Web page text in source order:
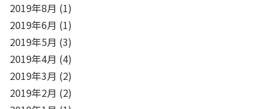
2019年8月 (1)
2019年6月 (1)
2019年5月 (3)
2019年4月 (4)
2019年3月 (2)
2019年2月 (2)